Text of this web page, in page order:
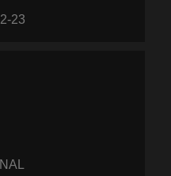
23